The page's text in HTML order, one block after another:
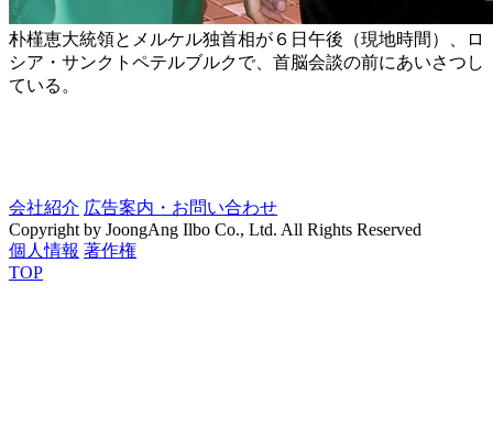
朴槿恵大統領とメルケル独首相が６日午後（現地時間）、ロ
シア・サンクトペテルブルクで、首脳会談の前にあいさつし
ている。
会社紹介 広告案内・お問い合わせ
Copyright by JoongAng Ilbo Co., Ltd. All Rights Reserved
個人情報 著作権
TOP